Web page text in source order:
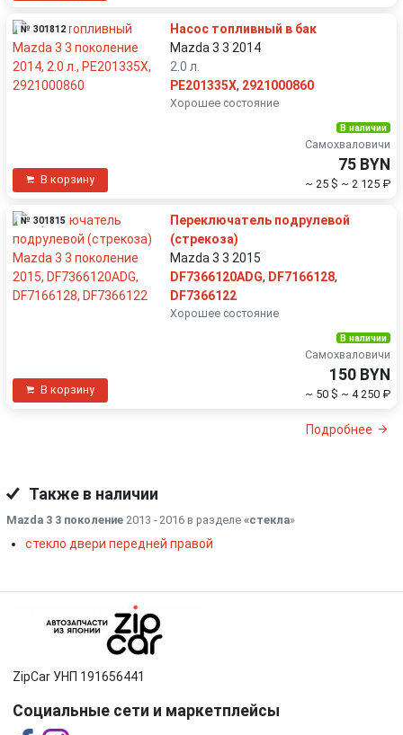
№ 301812
Насос топливный в бак
Mazda 3 3 2014
2.0 л.
PE201335X, 2921000860
Хорошее состояние
В корзину
В наличии
Самохваловичи
75 BYN
~ 25 $ ~ 2 125 ₽
№ 301815
Переключатель подрулевой
(стрекоза)
Mazda 3 3 2015
DF7366120ADG, DF7166128,
DF7366122
Хорошее состояние
В корзину
В наличии
Самохваловичи
150 BYN
~ 50 $ ~ 4 250 ₽
Подробнее
Также в наличии
Mazda 3 3 поколение 2013 - 2016 в разделе «стекла»
стекло двери передней правой
ZipCar УНП 191656441
Социальные сети и маркетплейсы